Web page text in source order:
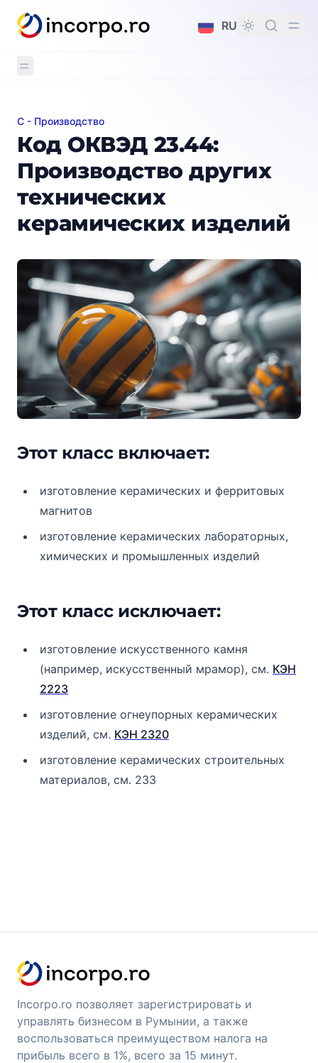
контенту
RU
Код ОКВЭД 23.44: Производство других
C - Производство
Код ОКВЭД 23.44:
Производство других
технических
керамических изделий
Этот класс включает:
изготовление керамических и ферритовых
магнитов
изготовление керамических лабораторных,
химических и промышленных изделий
Этот класс исключает:
изготовление искусственного камня
(например, искусственный мрамор), см. КЭН
2223
изготовление огнеупорных керамических
изделий, см. КЭН 2320
изготовление керамических строительных
материалов, см. 233
Incorpo.ro позволяет зарегистрировать и
управлять бизнесом в Румынии, а также
воспользоваться преимуществом налога на
прибыль всего в 1%, всего за 15 минут.